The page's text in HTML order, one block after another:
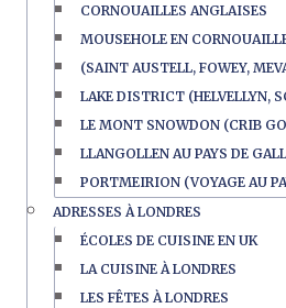
CORNOUAILLES ANGLAISES
MOUSEHOLE EN
(SAINT AUSTELL, FOWEY,
LAKE DISTRICT (HELVELLYN,
LE MONT SNOWDON (CRIB
LLANGOLLEN AU PAYS DE
PORTMEIRION (VOYAGE AU
ADRESSES À LONDRES
ÉCOLES DE CUISINE EN UK
LA CUISINE À LONDRES
LES FÊTES À LONDRES